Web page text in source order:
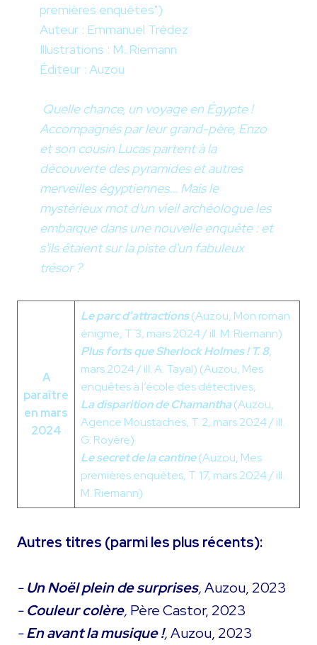
premières enquêtes")
Auteur : Emmanuel Trédez
Illustrations : M. Riemann
Éditeur : Auzou
Quelle chance, un voyage en Égypte !
Accompagnés par leur grand-père, Enzo
et son cousin Lucas partent à la
découverte des pyramides et autres
merveilles égyptiennes... Mais le
mystérieux mot d'un vieil archéologue les
embarque dans une nouvelle enquête : et
s'ils étaient sur la piste d'un fabuleux
trésor ?
A
paraître
en mars
2024
Leparcd’attractions(Auzou, Mon roman
énigme, T. 3, mars 2024 / ill. M. Riemann)
Plus forts que Sherlock Holmes ! T. 8,
mars 2024 / ill. A. Tayal) (Auzou, Mes
enquêtes à l’école des détectives,
La disparition de Chamantha(Auzou,
Agence Moustaches, T. 2, mars 2024 / ill.
G. Royère)
Le secret de la cantine(Auzou, Mes
premières enquêtes, T. 17, mars 2024 / ill.
M. Riemann)
Autres titres (parmi les plus récents):
-Un Noël plein de surprises,Auzou, 2023
-Couleur colère, Père Castor, 2023
-En avant la musique !,Auzou, 2023